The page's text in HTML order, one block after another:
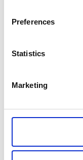
Preferences
Statistics
Marketing